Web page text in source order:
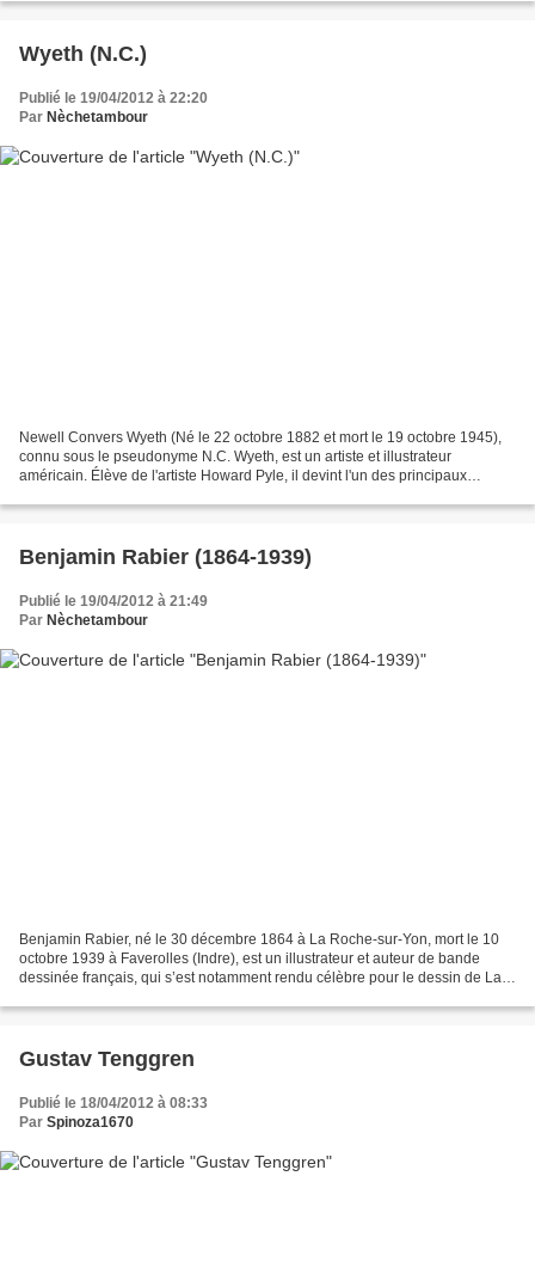
Wyeth (N.C.)
Publié le 19/04/2012 à 22:20
Par Nèchetambour
Newell Convers Wyeth (Né le 22 octobre 1882 et mort le 19 octobre 1945),
connu sous le pseudonyme N.C. Wyeth, est un artiste et illustrateur
américain. Élève de l'artiste Howard Pyle, il devint l'un des principaux
Benjamin Rabier (1864-1939)
Publié le 19/04/2012 à 21:49
Par Nèchetambour
Benjamin Rabier, né le 30 décembre 1864 à La Roche-sur-Yon, mort le 10
octobre 1939 à Faverolles (Indre), est un illustrateur et auteur de bande
dessinée français, qui s’est notamment rendu célèbre pour le dessin de La
Gustav Tenggren
Publié le 18/04/2012 à 08:33
Par Spinoza1670